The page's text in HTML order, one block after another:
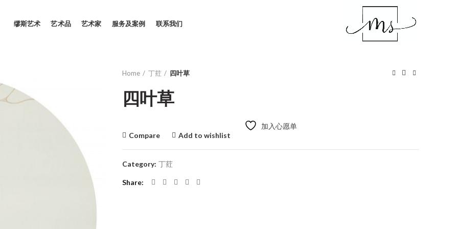
缪斯艺术 艺术品 艺术家 服务及案例 联系我们
Home 丁荭 四叶草
四叶草
加入心愿单
Compare
Add to wishlist
Category: 丁荭
Share